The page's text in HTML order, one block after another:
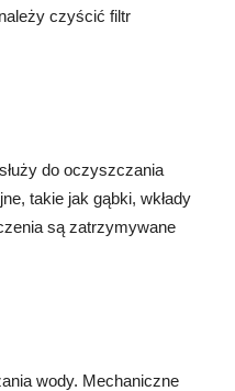
czyścić filtr
do oczyszczania
takie jak gąbki, wkłady
są zatrzymywane
wody. Mechaniczne